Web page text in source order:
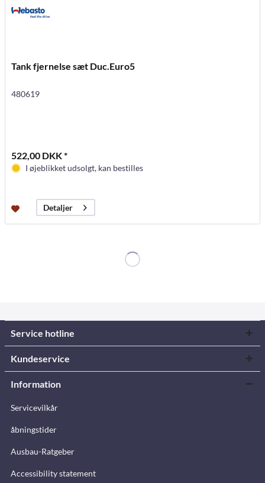
Tank fjernelse sæt Duc.Euro5
480619
522,00 DKK *
I øjeblikket udsolgt, kan bestilles
Detaljer
Service hotline
Kundeservice
Information
Servicevilkår
åbningstider
Ausbau-Ratgeber
Accessibility statement